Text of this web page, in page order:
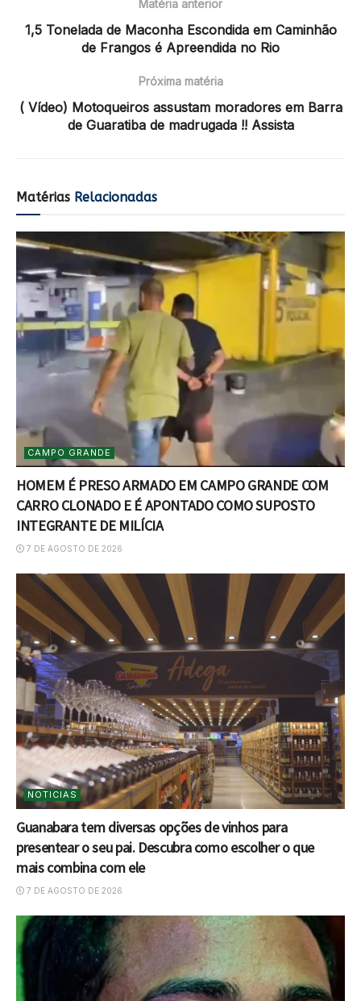
Matéria anterior
1,5 Tonelada de Maconha Escondida em Caminhão
de Frangos é Apreendida no Rio
Próxima matéria
( Vídeo) Motoqueiros assustam moradores em Barra
de Guaratiba de madrugada !! Assista
Matérias Relacionadas
CAMPO GRANDE
HOMEM É PRESO ARMADO EM CAMPO GRANDE COM
CARRO CLONADO E É APONTADO COMO SUPOSTO
INTEGRANTE DE MILÍCIA
7 DE AGOSTO DE 2026
NOTICIAS
Guanabara tem diversas opções de vinhos para
presentear o seu pai. Descubra como escolher o que
mais combina com ele
7 DE AGOSTO DE 2026